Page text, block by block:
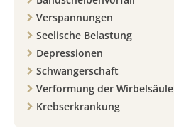
Verspannungen
Seelische Belastung
Depressionen
Schwangerschaft
Verformung der Wirbelsäule
Krebserkrankung